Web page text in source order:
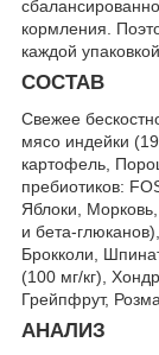
кормления.
каждой
СОСТАВ
Свежее
мясо индейки
картофель,
пребиотиков:
Яблоки,
и бета-
Брокколи,
(100 мг/кг),
Грейпфрут,
АНАЛИЗ